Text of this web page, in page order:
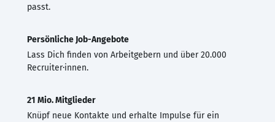
passt.
Persönliche Job-Angebote
Lass Dich finden von Arbeitgebern und über 20.000
Recruiter·innen.
21 Mio. Mitglieder
Knüpf neue Kontakte und erhalte Impulse für ein